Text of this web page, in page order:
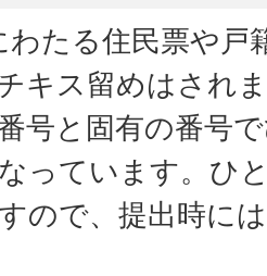
わたる住民票や戸
キス留めはされ
号と固有の番号
っています。ひ
ので、提出時に